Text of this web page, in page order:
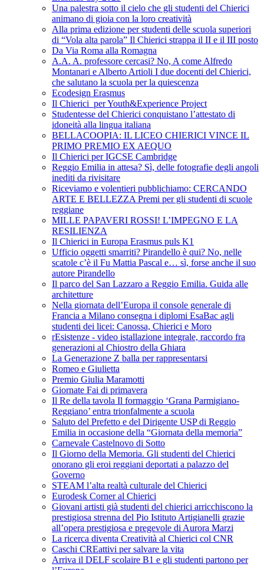
Una palestra sotto il cielo che gli studenti del Chierici
animano di gioia con la loro creatività
Alla prima edizione per studenti delle scuola superiori
di “Vola alta parola” Il Chierici strappa il II e il III posto
Da Via Roma alla Romagna
A.A. A. professore cercasi? No, A come Alfredo
Montanari e Alberto Artioli I due docenti del Chierici,
che salutano la scuola per la quiescenza
Ecodesign Erasmus
Il Chierici per Youth&Experience Project
Studentesse del Chierici conquistano l’attestato di
idoneità alla lingua italiana
BELLACOOPIA: IL LICEO CHIERICI VINCE IL
PRIMO PREMIO EX AEQUO
Il Chierici per IGCSE Cambridge
Reggio Emilia in attesa? Sì, delle fotografie degli angoli
inediti da rivisitare
Riceviamo e volentieri pubblichiamo: CERCANDO
ARTE E BELLEZZA Premi per gli studenti di scuole
reggiane
MILLE PAPAVERI ROSSI! L’IMPEGNO E LA
RESILIENZA
Il Chierici in Europa Erasmus puls K1
Ufficio oggetti smarriti? Pirandello è qui? No, nelle
scatole c’è il Fu Mattia Pascal e… sì, forse anche il suo
autore Pirandello
Il parco del San Lazzaro a Reggio Emilia. Guida alle
architetture
Nella giornata dell’Europa il console generale di
Francia a Milano consegna i diplomi EsaBac agli
studenti dei licei: Canossa, Chierici e Moro
rEsistenze - video istallazione integrale, raccordo fra
generazioni al Chiostro della Ghiara
La Generazione Z balla per rappresentarsi
Romeo e Giulietta
Premio Giulia Maramotti
Giornate Fai di primavera
Il Re della tavola Il formaggio ‘Grana Parmigiano-
Reggiano’ entra trionfalmente a scuola
Saluto del Prefetto e del Dirigente USP di Reggio
Emilia in occasione della “Giornata della memoria”
Carnevale Castelnovo di Sotto
Il Giorno della Memoria. Gli studenti del Chierici
onorano gli eroi reggiani deportati a palazzo del
Governo
STEAM l’alta realtà culturale del Chierici
Eurodesk Corner al Chierici
Giovani artisti già studenti del chierici arricchiscono la
prestigiosa strenna del Pio Istituto Artigianelli grazie
all’opera prestigiosa e pregevole di Aurora Marzi
La ricerca diventa Creatività al Chierici col CNR
Caschi CREattivi per salvare la vita
Arriva il DELF scolaire B1 e gli studenti partono per